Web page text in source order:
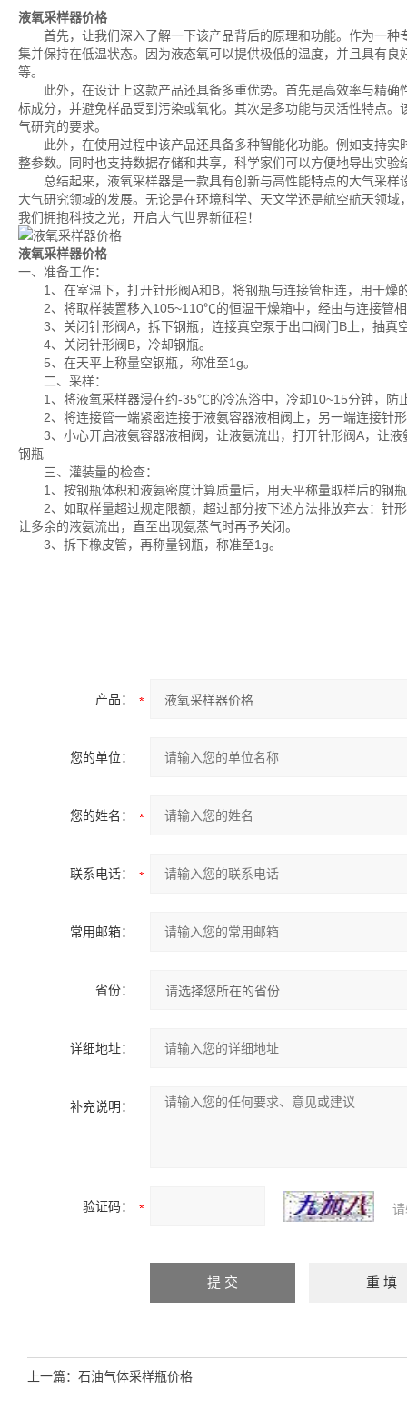
液氧采样器价格
首先，让我们深入了解一下该产品背后的原理和功能。作为一种
集并保持在低温状态。因为液态氧可以提供极低的温度，并且具有
等。
此外，在设计上这款产品还具备多重优势。首先是高效率与精确
标成分，并避免样品受到污染或氧化。其次是多功能与灵活性特点
气研究的要求。
此外，在使用过程中该产品还具备多种智能化功能。例如支持实
整参数。同时也支持数据存储和共享，科学家们可以方便地导出实验
总结起来，液氧采样器是一款具有创新与高性能特点的大气采样
大气研究领域的发展。无论是在环境科学、天文学还是航空航天领
我们拥抱科技之光，开启大气世界新征程！
液氧采样器价格
一、准备工作：
1、在室温下，打开针形阀A和B，将钢瓶与连接管相连，用干燥
2、将取样装置移入105~110℃的恒温干燥箱中，经由与连接管相
3、关闭针形阀A，拆下钢瓶，连接真空泵于出口阀门B上，抽真
4、关闭针形阀B，冷却钢瓶。
5、在天平上称量空钢瓶，称准至1g。
二、采样：
1、将液氧采样器浸在约-35℃的冷冻浴中，冷却10~15分钟，防
2、将连接管一端紧密连接于液氨容器液相阀上，另一端连接针
3、小心开启液氨容器液相阀，让液氨流出，打开针形阀A，让液
钢瓶
三、灌装量的检查：
1、按钢瓶体积和液氨密度计算质量后，用天平称量取样后的钢
2、如取样量超过规定限额，超过部分按下述方法排放弃去：针
让多余的液氨流出，直至出现氨蒸气时再予关闭。
3、拆下橡皮管，再称量钢瓶，称准至1g。
产品：
您的单位：
您的姓名：
联系电话：
常用邮箱：
省份：
详细地址：
补充说明：
验证码：
上一篇： 石油气体采样瓶价格